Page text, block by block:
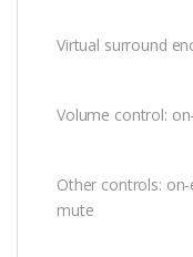
Virtual surround
Volume control:
Other controls:
mute